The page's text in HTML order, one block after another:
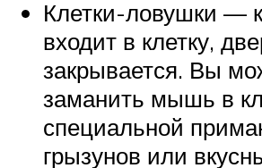
Клетки-ловушки —
входит в клетку,
закрывается. Вы
заманить мышь в
специальной
грызунов или